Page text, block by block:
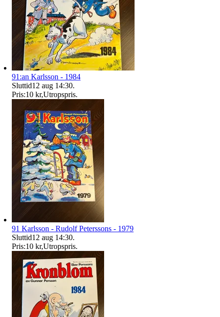
91:an Karlsson - 1984
Sluttid12 aug 14:30.
Pris:10 kr,Utropspris.
91 Karlsson - Rudolf Peterssons - 1979
Sluttid12 aug 14:30.
Pris:10 kr,Utropspris.